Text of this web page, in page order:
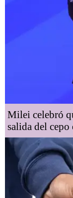
Milei celebró
salida del cepo